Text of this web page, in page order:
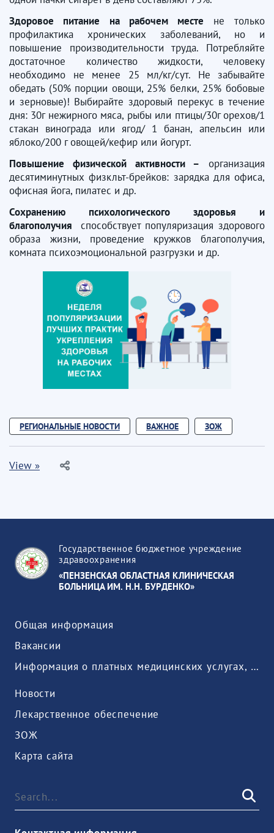
Здоровое питание на рабочем месте не только
профилактика хронических заболеваний, но и
повышение производительности труда. Потребляйте
достаточное количество жидкости, человеку
необходимо не менее 25 мл/кг/сут. Не забывайте
обедать (50% порции овощи, 25% белки, 25% бобовые
и зерновые)! Выбирайте здоровый перекус в течение
дня: 30г нежирного мяса, рыбы или птицы/30г орехов/1
стакан винограда или ягод/ 1 банан, апельсин или
яблоко/200 г овощей/кефир или йогурт.
Повышение физической активности – организация
десятиминутных физкльт-брейков: зарядка для офиса,
офисная йога, пилатес и др.
Сохранению психологического здоровья и
благополучия способствует популяризация здорового
образа жизни, проведение кружков благополучия,
комната психоэмоциональной разгрузки и др.
РЕГИОНАЛЬНЫЕ НОВОСТИ ВАЖНОЕ ЗОЖ
View »
Государственное бюджетное учреждение
здравоохранения
«ПЕНЗЕНСКАЯ ОБЛАСТНАЯ КЛИНИЧЕСКАЯ
БОЛЬНИЦА ИМ. Н.Н. БУРДЕНКО»
Общая информация
Вакансии
Информация о платных медицинских услугах, предоставляемых медицинской организацией
Новости
Лекарственное обеспечение
ЗОЖ
Карта сайта